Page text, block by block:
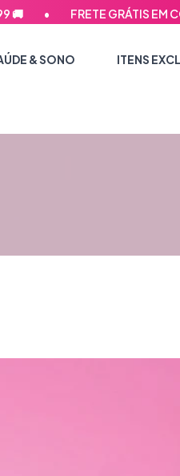
• FRETE GRÁTIS EM
& SONO ITENS